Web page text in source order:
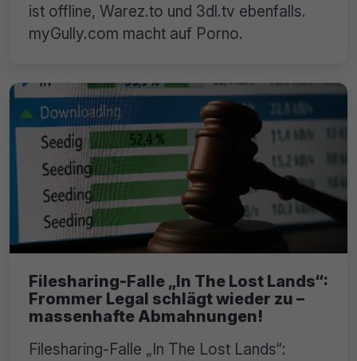
ist offline, Warez.to und 3dl.tv ebenfalls.
myGully.com macht auf Porno.
Filesharing-Falle „In The Lost Lands“:
Frommer Legal schlägt wieder zu –
massenhafte Abmahnungen!
Filesharing-Falle „In The Lost Lands“: